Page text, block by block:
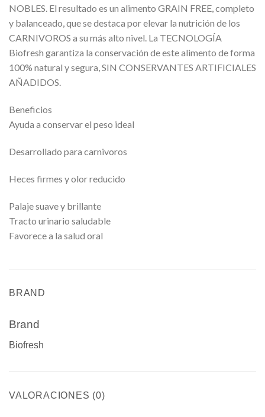
NOBLES. El resultado es un alimento GRAIN FREE, completo
y balanceado, que se destaca por elevar la nutrición de los
CARNIVOROS a su más alto nivel. La TECNOLOGÍA
Biofresh garantiza la conservación de este alimento de forma
100% natural y segura, SIN CONSERVANTES ARTIFICIALES
AÑADIDOS.
Beneficios
Ayuda a conservar el peso ideal
Desarrollado para carnivoros
Heces firmes y olor reducido
Palaje suave y brillante
Tracto urinario saludable
Favorece a la salud oral
BRAND
Brand
Biofresh
VALORACIONES (0)